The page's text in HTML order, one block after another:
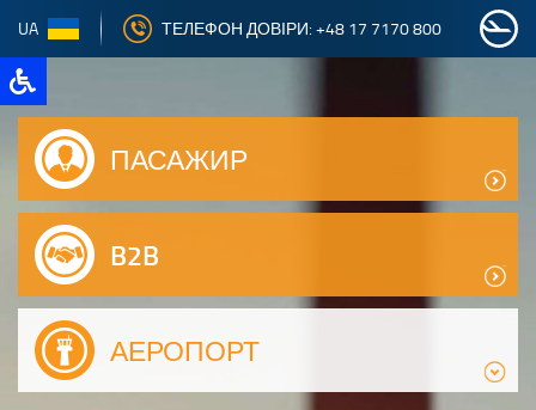
UA ТЕЛЕФОН ДОВІРИ: +48 17 7170 800
ПАСАЖИР
B2B
АЕРОПОРТ